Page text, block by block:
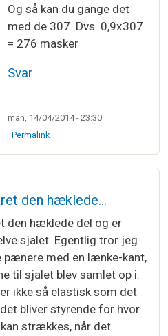
Og så kan du gange det
med de 307. Dvs. 0,9x307
= 276 masker
Svar
man, 14/04/2014 - 23:30
Permalink
den hæklede…
den hæklede del og er
sjalet. Egentlig tror jeg
pænere med en lænke-kant,
til sjalet blev samlet op i.
ikke så elastisk som det
bliver styrende for hvor
strækkes, når det